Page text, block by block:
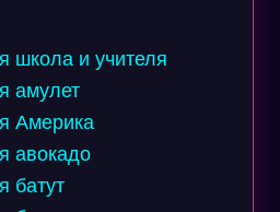
школа и учителя
амулет
Америка
авокадо
батут